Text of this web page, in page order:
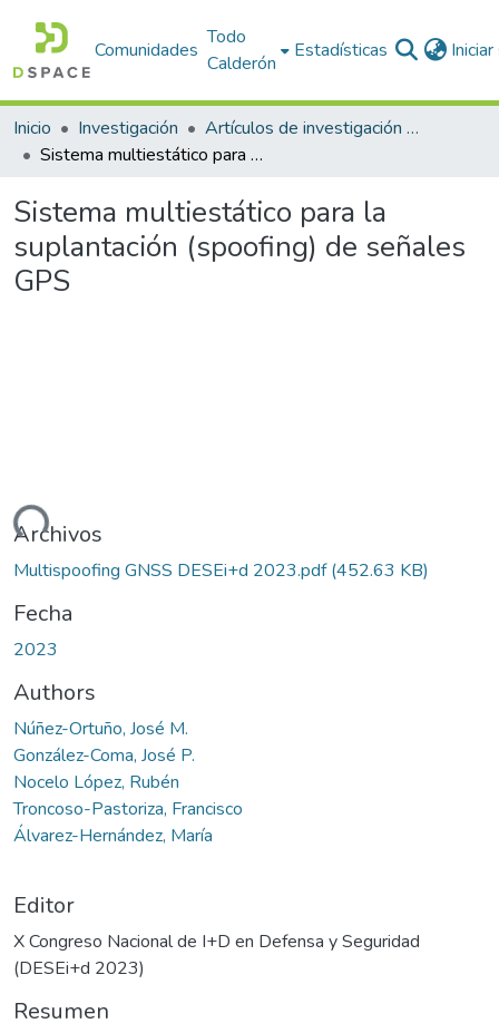
Comunidades
Todo
Calderón
Estadísticas
Inicio Investigación
Artículos de investigación PDI
Sistema multiestático para la suplantación (spoofing) de señales GPS
Sistema multiestático para la
suplantación (spoofing) de señales
GPS
Archivos
Multispoofing GNSS DESEi+d 2023.pdf(452.63 KB)
Fecha
2023
Authors
Núñez-Ortuño, José M.
González-Coma, José P.
Nocelo López, Rubén
Troncoso-Pastoriza, Francisco
Álvarez-Hernández, María
Editor
X Congreso Nacional de I+D en Defensa y Seguridad
(DESEi+d 2023)
Resumen